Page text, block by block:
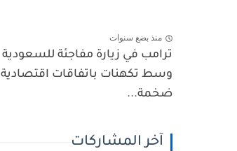
منذ بضع سنوات
ترامب في زيارة مفاجئة للسعودية
وسط تكهنات باتفاقات اقتصادية
ضخمة...
آخر المشاركات